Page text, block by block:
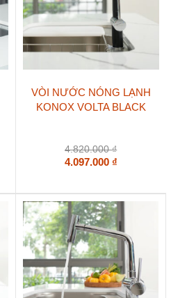
VÒI NƯỚC NÓNG LẠNH
KONOX VOLTA BLACK
4.820.000₫
4.097.000 ₫